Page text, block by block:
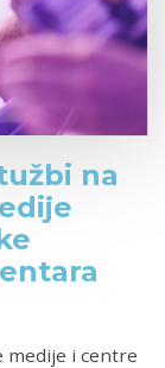
na
medije i centre